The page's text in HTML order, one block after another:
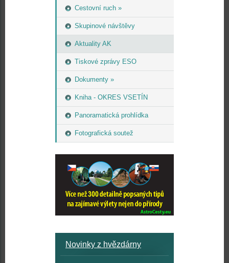
Cestovní ruch »
Skupinové návštěvy
Aktuality AK
Tiskové zprávy ESO
Dokumenty »
Kniha - OKRES VSETÍN
Panoramatická prohlídka
Fotografická soutež
Novinky z hvězdárny